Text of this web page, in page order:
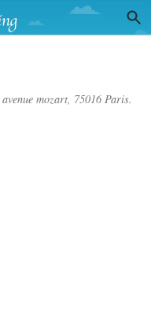
avenue mozart, 75016 Paris.